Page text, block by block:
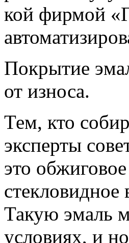
кой фирмой
Покрытие
от износа.
Тем, кто
эксперты
это
Такую эмаль
условиях, и